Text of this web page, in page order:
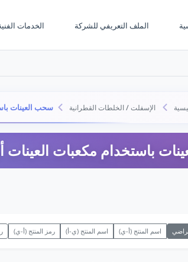
الملف التعريفي للشركة الخدمات
الإسفلت / الخلطات القطرانية سحب العينات
باستخدام مكعبات العينات
اسم المنتج (أ-ي) اسم المنتج (ي-أ) رمز المنتج (أ-ي)